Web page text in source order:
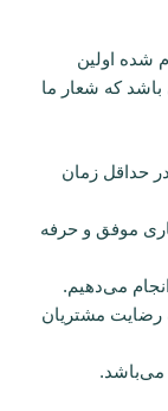
شده اولین
که شعار ما
حداقل زمان
موفق و حرفه
می‌دهیم.
رضایت مشتریان
می‌باشد.